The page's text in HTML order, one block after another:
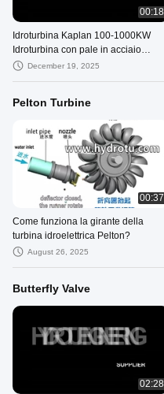
00:18
Idroturbina Kaplan 100-1000KW
Idroturbina con pale in acciaio
inossidabile
December 19, 2025
Pelton Turbine
00:37
Come funziona la girante della
turbina idroelettrica Pelton?
August 26, 2025
Butterfly Valve
02:28